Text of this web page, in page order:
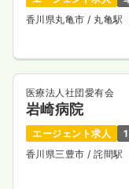
香川県丸亀市 / 丸亀駅
医療法人社団愛有会
岩崎病院
エージェント求人
香川県三豊市 / 詫間駅